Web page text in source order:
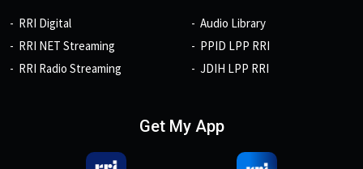
RRI Digital
RRI NET Streaming
RRI Radio Streaming
Audio Library
PPID LPP RRI
JDIH LPP RRI
Get My App